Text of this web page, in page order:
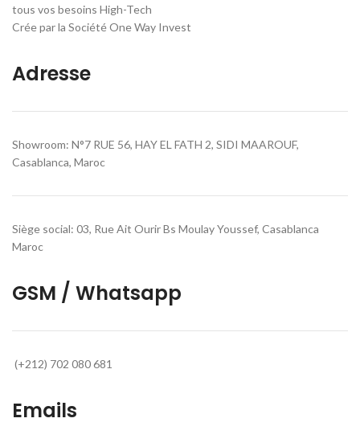
tous vos besoins High-Tech
Crée par la Société One Way Invest
Adresse
Showroom: N°7 RUE 56, HAY EL FATH 2, SIDI MAAROUF,
Casablanca, Maroc
Siège social: 03, Rue Ait Ourir Bs Moulay Youssef, Casablanca
Maroc
GSM / Whatsapp
(+212) 702 080 681
Emails